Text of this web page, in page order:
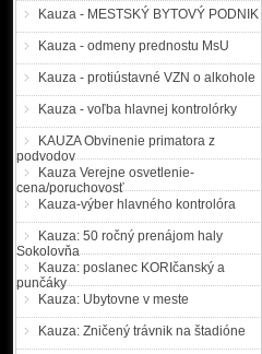
Kauza - MESTSKÝ BYTOVÝ PODNIK
Kauza - odmeny prednostu MsU
Kauza - protiústavné VZN o alkohole
Kauza - voľba hlavnej kontrolórky
KAUZA Obvinenie primatora z
podvodov
Kauza Verejne osvetlenie-
cena/poruchovosť
Kauza-výber hlavného kontrolóra
Kauza: 50 ročný prenájom haly
Sokolovňa
Kauza: poslanec KORIčanský a
punčáky
Kauza: Ubytovne v meste
Kauza: Zničený trávnik na štadióne